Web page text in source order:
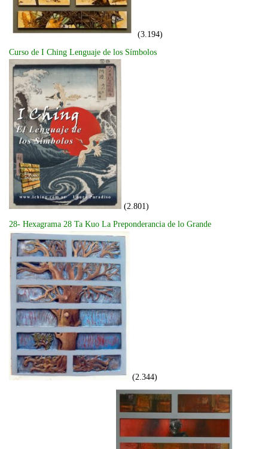
(3.194)
Curso de I Ching Lenguaje de los Símbolos
(2.801)
28- Hexagrama 28 Ta Kuo La Preponderancia de lo Grande
(2.344)